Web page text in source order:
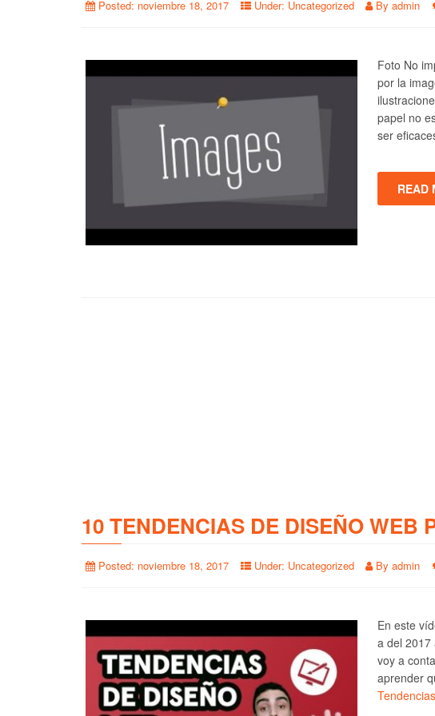
Posted: noviembre 18, 2017 Under: Uncategorized By admin
Foto No
por la
papel no
ser
READ
10 TENDENCIAS DE DISEÑO WEB
Posted: noviembre 18, 2017 Under: Uncategorized By admin
En este
a del 2017
voy a
aprender